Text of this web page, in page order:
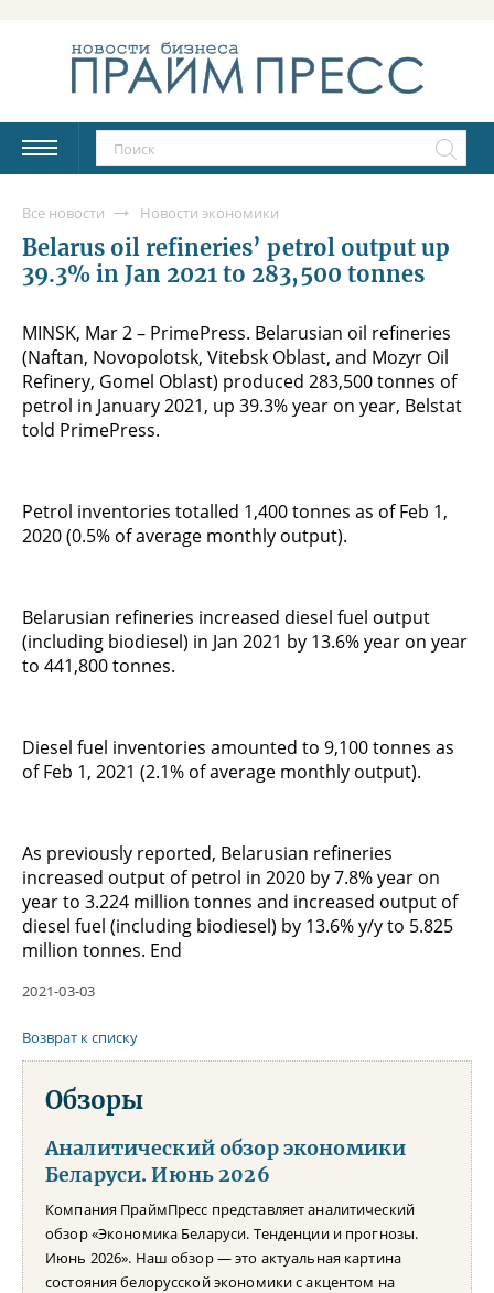
Все новости Новости экономики
Belarus oil refineries’ petrol output up
39.3% in Jan 2021 to 283,500 tonnes
MINSK, Mar 2 – PrimePress. Belarusian oil refineries
(Naftan, Novopolotsk, Vitebsk Oblast, and Mozyr Oil
Refinery, Gomel Oblast) produced 283,500 tonnes of
petrol in January 2021, up 39.3% year on year, Belstat
told PrimePress.
Petrol inventories totalled 1,400 tonnes as of Feb 1,
2020 (0.5% of average monthly output).
Belarusian refineries increased diesel fuel output
(including biodiesel) in Jan 2021 by 13.6% year on year
to 441,800 tonnes.
Diesel fuel inventories amounted to 9,100 tonnes as
of Feb 1, 2021 (2.1% of average monthly output).
As previously reported, Belarusian refineries
increased output of petrol in 2020 by 7.8% year on
year to 3.224 million tonnes and increased output of
diesel fuel (including biodiesel) by 13.6% y/y to 5.825
million tonnes. End
2021-03-03
Возврат к списку
Обзоры
Аналитический обзор экономики
Беларуси. Июнь 2026
Компания ПраймПресс представляет аналитический
обзор «Экономика Беларуси. Тенденции и прогнозы.
Июнь 2026». Наш обзор — это актуальная картина
состояния белорусской экономики с акцентом на